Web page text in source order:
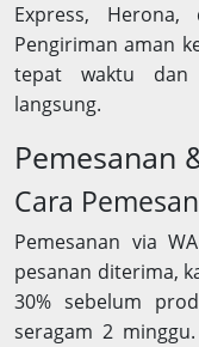
Express,
Pengiriman aman
tepat waktu dan
langsung.
Pemesanan
Cara
Pemesanan via
pesanan diterima,
30% sebelum
seragam 2